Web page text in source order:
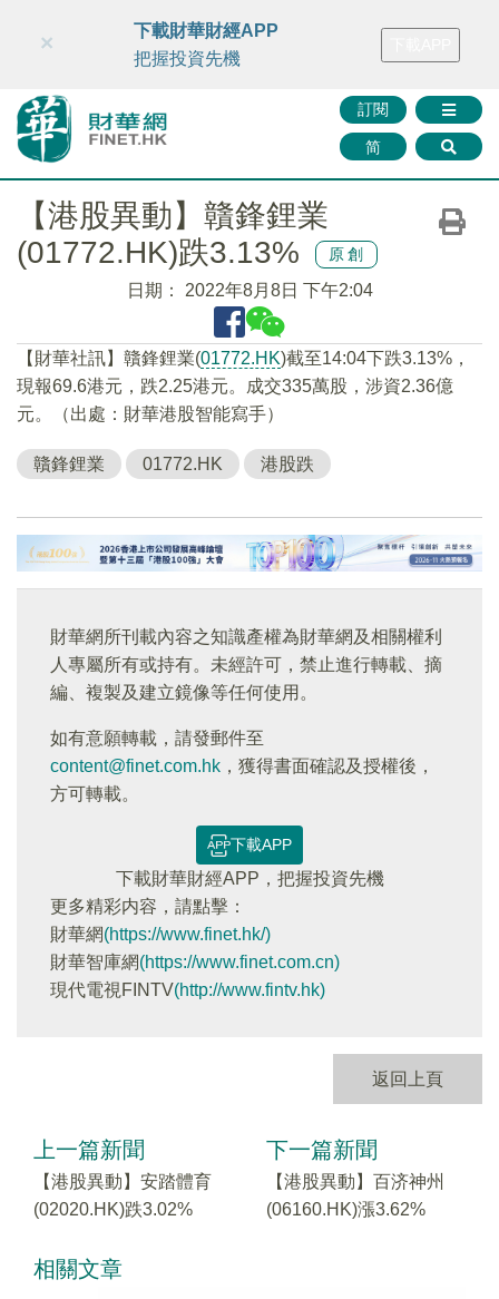
財華智庫網 FINTV FINMETA 財華證券 媒體矩陣
訂閱
简
×
下載財華財經APP
把握投資先機
【港股異動】贛鋒鋰業
(01772.HK)跌3.13%
原創
日期： 2022年8月8日 下午2:04
【財華社訊】贛鋒鋰業(01772.HK)截至14:04下跌3.13%，
現報69.6港元，跌2.25港元。成交335萬股，涉資2.36億
元。（出處：財華港股智能寫手）
贛鋒鋰業 01772.HK 港股跌
財華網所刊載內容之知識產權為財華網及相關權利
人專屬所有或持有。未經許可，禁止進行轉載、摘
編、複製及建立鏡像等任何使用。
如有意願轉載，請發郵件至
content@finet.com.hk ，獲得書面確認及授權後，
方可轉載。
下載APP
下載財華財經APP，把握投資先機
更多精彩内容，請點擊：
財華網(https://www.finet.hk/)
財華智庫網(https://www.finet.com.cn)
現代電視FINTV(http://www.fintv.hk)
返回上頁
上一篇新聞
【港股異動】安踏體育
(02020.HK)跌3.02%
下一篇新聞
【港股異動】百济神州
(06160.HK)漲3.62%
相關文章